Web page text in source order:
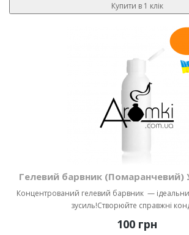
Купити в 1 клік
Гелевий барвник (Помаранчевий)
Концентрований гелевий барвник —
зусиль!Створюйте справжні
100 грн